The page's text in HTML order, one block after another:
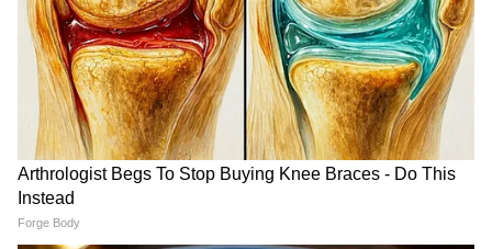
Argentina vs England:
বিশ্বকাপে ইংল্যান্ডের বিরুদ্ধে
জয়ের দিন উদযাপন, ঘোষণা
আর্জেন্টিনার
FC Goa Transfer Update:
আক্রমণভাগকে আরও শক্তিশালী
করতে চায় এফসি গোয়া, দলে
LATEST VIDEOS